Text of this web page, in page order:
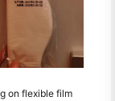
on flexible film